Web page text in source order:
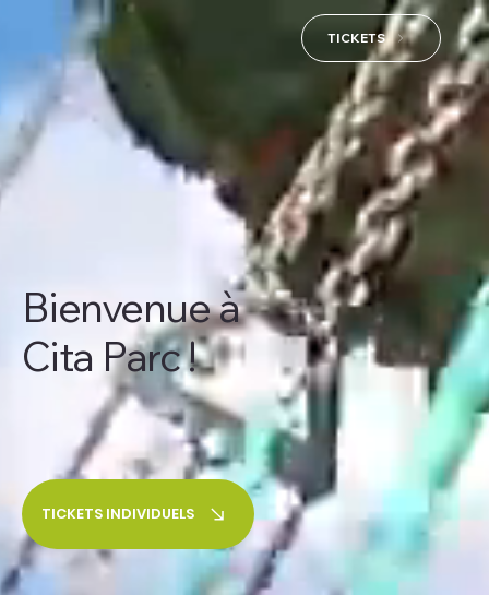
TICKETS
Bienvenue à
Cita Parc !
TICKETS INDIVIDUELS